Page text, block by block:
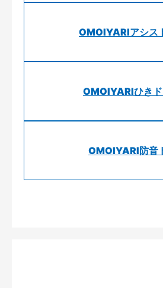
OMOIYARIアシス
OMOIYARIひき
OMOIYARI防音